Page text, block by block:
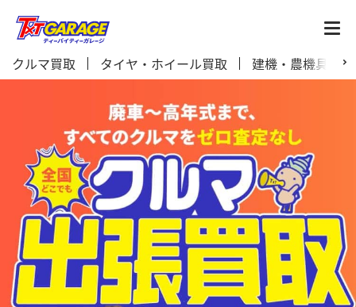
クルマ買取 タイヤ・ホイール買取 建機・農機具買取